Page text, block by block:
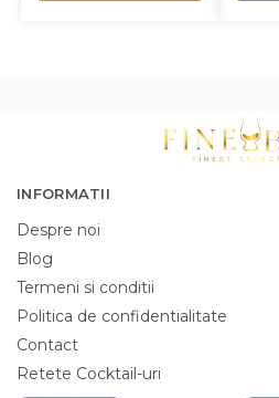
INFORMATII
Despre noi
Blog
Termeni si conditii
Politica de confidentialitate
Contact
Retete Cocktail-uri